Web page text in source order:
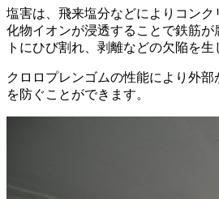
塩害は、飛来塩分などによりコン
化物イオンが浸透することで鉄筋
トにひび割れ、剥離などの欠陥を生
クロロプレンゴムの性能により外部
を防ぐことができます。